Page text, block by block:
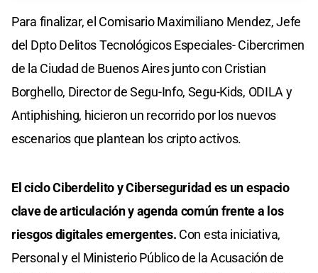
Para finalizar, el Comisario Maximiliano Mendez, Jefe
del Dpto Delitos Tecnológicos Especiales- Cibercrimen
de la Ciudad de Buenos Aires junto con Cristian
Borghello, Director de Segu-Info, Segu-Kids, ODILA y
Antiphishing, hicieron un recorrido por los nuevos
escenarios que plantean los cripto activos.
El ciclo Ciberdelito y Ciberseguridad es un espacio
clave de articulación y agenda común frente a los
riesgos digitales emergentes. Con esta iniciativa,
Personal y el Ministerio Público de la Acusación de